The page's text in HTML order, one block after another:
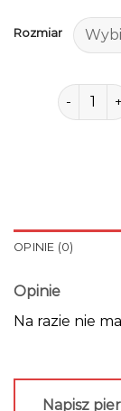
Rozmiar
ilość
OPINIE (0)
Opinie
Na razie nie
Napisz